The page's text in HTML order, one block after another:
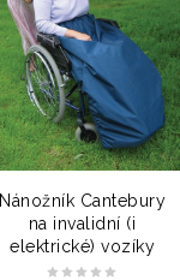
Nánožník Cantebury
na invalidní (i
elektrické) vozíky